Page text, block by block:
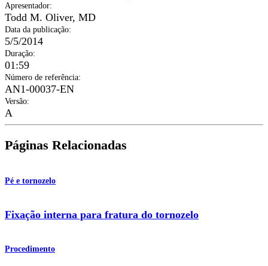
Apresentador:
Todd M. Oliver, MD
Data da publicação:
5/5/2014
Duração:
01:59
Número de referência:
AN1-00037-EN
Versão:
A
Páginas Relacionadas
Pé e tornozelo
Fixação interna para fratura do tornozelo
Procedimento